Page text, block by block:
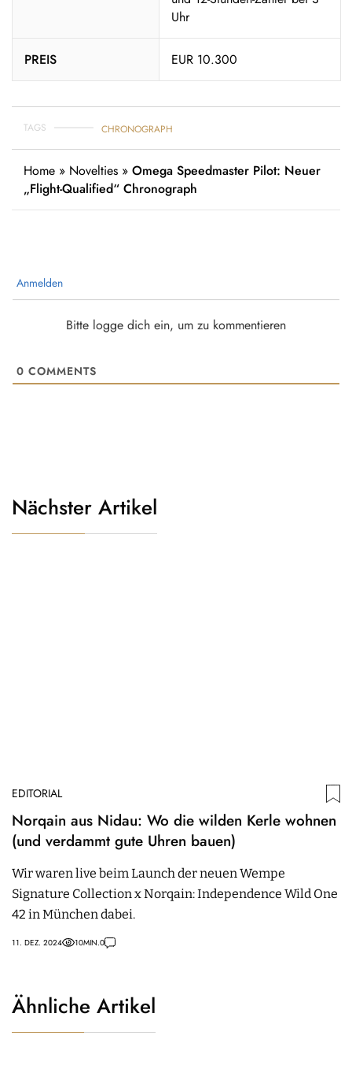
Uhr
PREIS EUR 10.300
TAGS CHRONOGRAPH
Home » Novelties » Omega Speedmaster Pilot: Neuer
„Flight-Qualified“ Chronograph
Anmelden
Bitte logge dich ein, um zu kommentieren
0 COMMENTS
Nächster Artikel
EDITORIAL
Norqain aus Nidau: Wo die wilden Kerle wohnen
(und verdammt gute Uhren bauen)
Wir waren live beim Launch der neuen Wempe
Signature Collection x Norqain: Independence Wild One
42 in München dabei.
11. DEZ. 2024 10MIN.0
Ähnliche Artikel